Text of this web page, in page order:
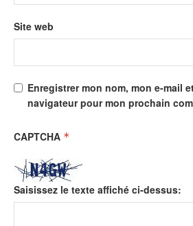
Site web
Enregistrer mon nom, mon e-mail
navigateur pour mon prochain
CAPTCHA *
Saisissez le texte affiché ci-dessus: